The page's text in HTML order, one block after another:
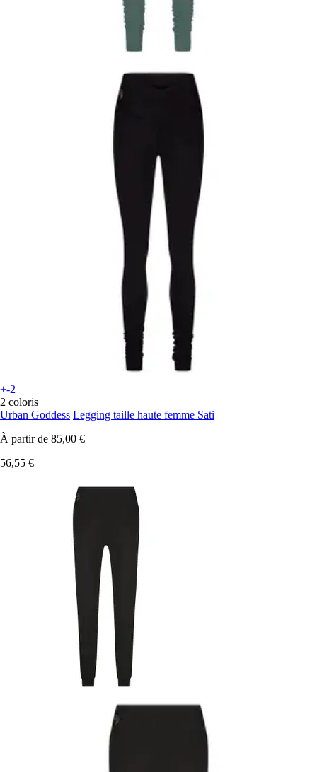
+-2
2 coloris
Urban Goddess Legging taille haute femme Sati
À partir de 85,00 €
56,55 €